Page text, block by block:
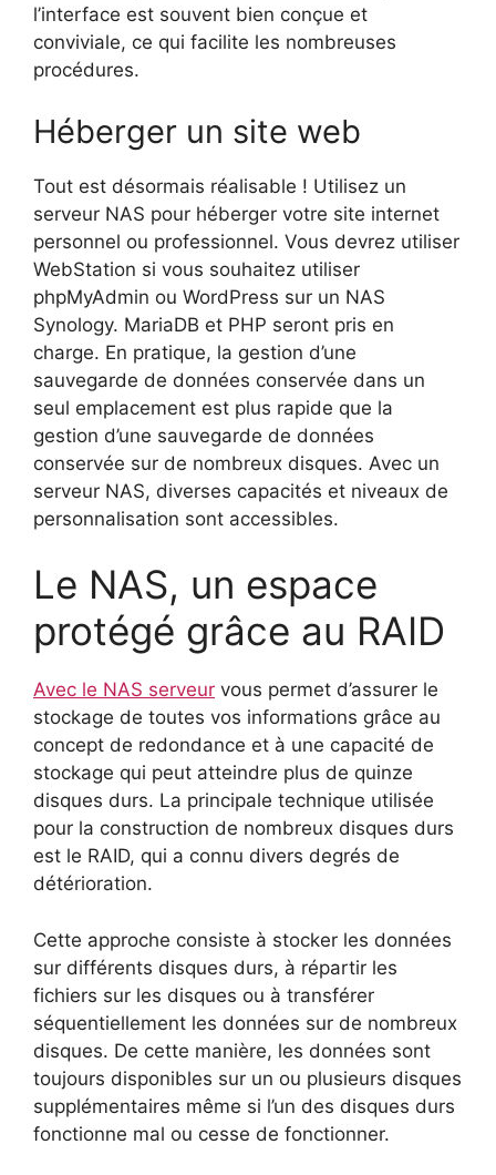
l’interface est souvent bien conçue et
conviviale, ce qui facilite les nombreuses
procédures.
Héberger un site web
Tout est désormais réalisable ! Utilisez un
serveur NAS pour héberger votre site internet
personnel ou professionnel. Vous devrez utiliser
WebStation si vous souhaitez utiliser
phpMyAdmin ou WordPress sur un NAS
Synology. MariaDB et PHP seront pris en
charge. En pratique, la gestion d’une
sauvegarde de données conservée dans un
seul emplacement est plus rapide que la
gestion d’une sauvegarde de données
conservée sur de nombreux disques. Avec un
serveur NAS, diverses capacités et niveaux de
personnalisation sont accessibles.
Le NAS, un espace
protégé grâce au RAID
Avec le NAS serveur vous permet d’assurer le
stockage de toutes vos informations grâce au
concept de redondance et à une capacité de
stockage qui peut atteindre plus de quinze
disques durs. La principale technique utilisée
pour la construction de nombreux disques durs
est le RAID, qui a connu divers degrés de
détérioration.
Cette approche consiste à stocker les données
sur différents disques durs, à répartir les
fichiers sur les disques ou à transférer
séquentiellement les données sur de nombreux
disques. De cette manière, les données sont
toujours disponibles sur un ou plusieurs disques
supplémentaires même si l’un des disques durs
fonctionne mal ou cesse de fonctionner.